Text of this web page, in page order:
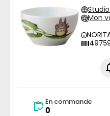
Mon
En commande
0